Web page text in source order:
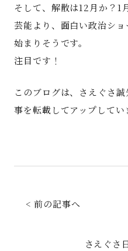
そして、解散は12月か？1
芸能より、面白い政治ショ
始まりそうです。
注目です！
このブログは、さえぐさ
事を転載してアップしてい
< 前の記事へ
さえぐさ